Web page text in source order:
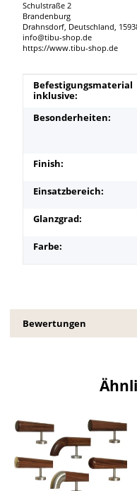
Schulstraße 2
Brandenburg
Drahnsdorf, Deutschland,
info@tibu-shop.de
https://www.tibu-shop.de
Produkteigenschaft
Wert
Befestigungsmaterial
inklusive:
Besonderheiten:
Finish:
Einsatzbereich:
Glanzgrad:
Farbe:
Bewertungen